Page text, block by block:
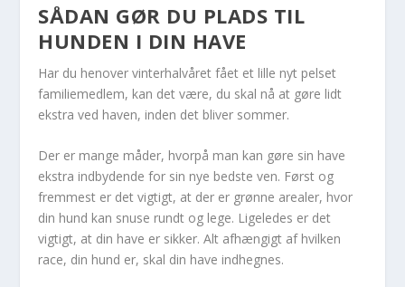
SÅDAN GØR DU PLADS TIL
HUNDEN I DIN HAVE
Har du henover vinterhalvåret fået et lille nyt pelset
familiemedlem, kan det være, du skal nå at gøre lidt
ekstra ved haven, inden det bliver sommer.
Der er mange måder, hvorpå man kan gøre sin have
ekstra indbydende for sin nye bedste ven. Først og
fremmest er det vigtigt, at der er grønne arealer, hvor
din hund kan snuse rundt og lege. Ligeledes er det
vigtigt, at din have er sikker. Alt afhængigt af hvilken
race, din hund er, skal din have indhegnes.